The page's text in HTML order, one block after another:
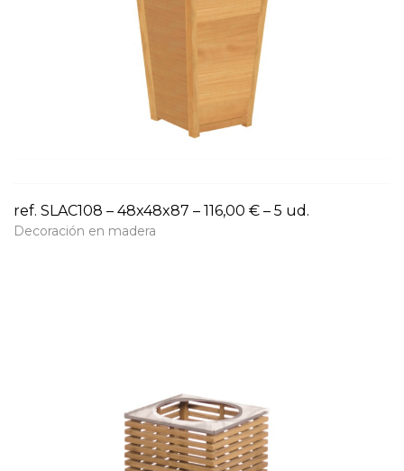
ref. SLAC108 – 48x48x87 – 116,00 € – 5 ud.
Decoración en madera